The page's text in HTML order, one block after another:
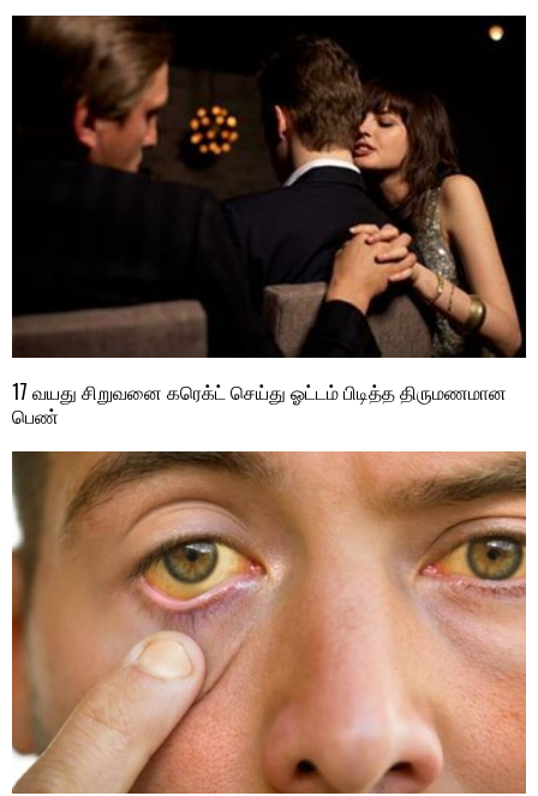
17 வயது சிறுவனை கரெக்ட் செய்து ஓட்டம் பிடித்த திருமணமான
பெண்